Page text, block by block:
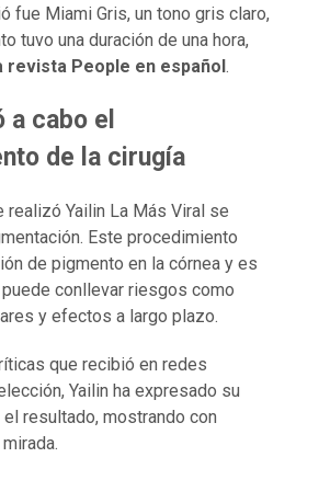
fue Miami Gris, un tono gris claro,
tuvo una duración de una hora,
revista People en español.
cabo el
de la cirugía
realizó Yailin La Más Viral se
Este procedimiento
de pigmento en la córnea y es
conllevar riesgos como
y efectos a largo plazo.
que recibió en redes
Yailin ha expresado su
resultado, mostrando con